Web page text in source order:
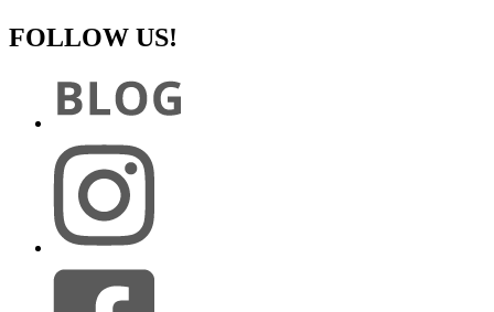
FOLLOW US!